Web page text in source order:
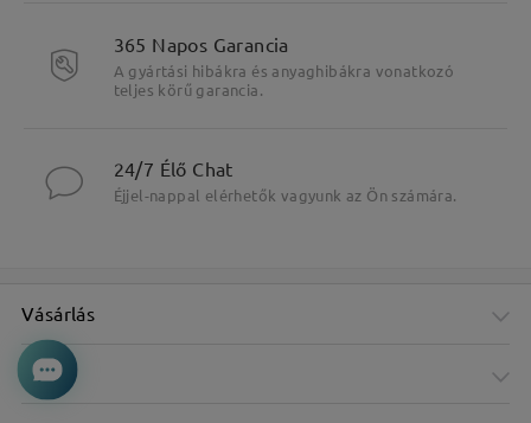
365 Napos Garancia
A gyártási hibákra és anyaghibákra vonatkozó
teljes körű garancia.
24/7 Élő Chat
Éjjel-nappal elérhetők vagyunk az Ön számára.
Vásárlás
Cég